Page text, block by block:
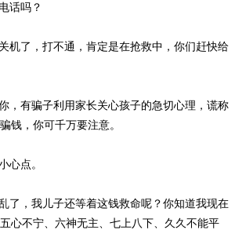
话吗？
机了，打不通，肯定是在抢救中，你们赶快给
，有骗子利用家长关心孩子的急切心理，谎称
钱，你可千万要注意。
心点。
了，我儿子还等着这钱救命呢？你知道我现在
心不宁、六神无主、七上八下、久久不能平